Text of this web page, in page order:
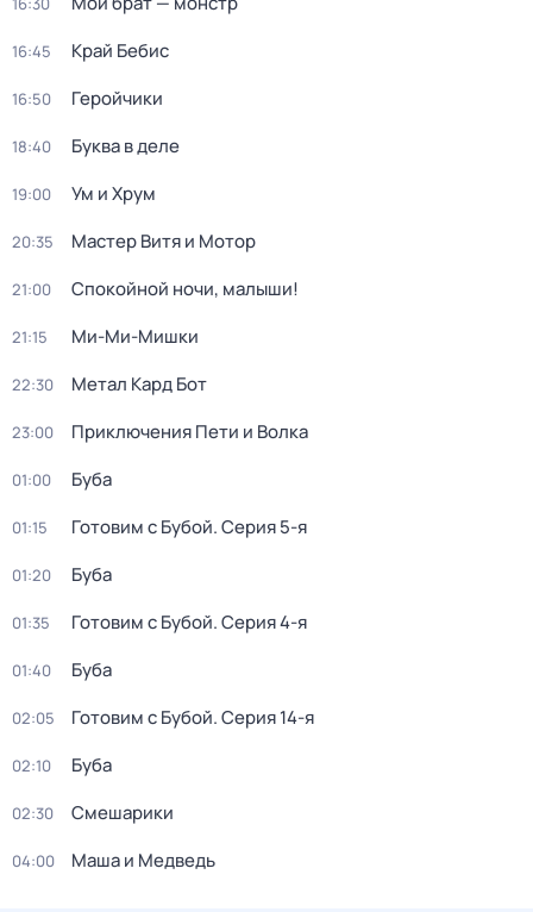
16:45 Край Бебис
16:50 Геройчики
18:40 Буква в деле
19:00 Ум и Хрум
20:35 Мастер Витя и Мотор
21:00 Спокойной ночи, малыши!
21:15 Ми-Ми-Мишки
22:30 Метал Кард Бот
23:00 Приключения Пети и Волка
01:00 Буба
01:15 Готовим с Бубой. Серия 5-я
01:20 Буба
01:35 Готовим с Бубой. Серия 4-я
01:40 Буба
02:05 Готовим с Бубой. Серия 14-я
02:10 Буба
02:30 Смешарики
04:00 Маша и Медведь